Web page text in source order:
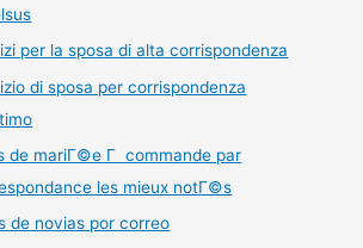
per la sposa di alta corrispondenza
di sposa per corrispondenza
de mariГ©e Г commande par
les mieux notГ©s
de novias por correo